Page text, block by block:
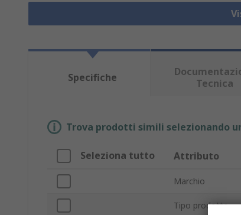
Specifiche
Tecnica
Trova prodotti simili selezionando
Seleziona tutto Attributo
Marchio
Tipo prodotto